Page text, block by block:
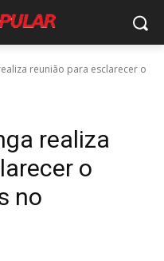
reunião para esclarecer o
realiza
o
no